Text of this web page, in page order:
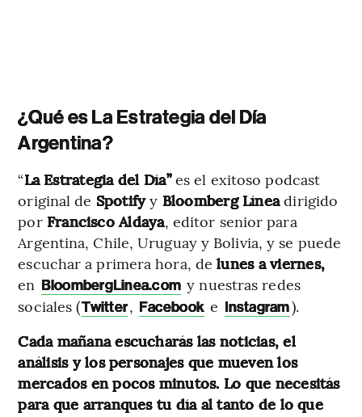
¿Qué es La Estrategia del Día
Argentina?
“La Estrategia del Día”es el exitoso podcast
original de Spotifyy Bloomberg Líneadirigido
por Francisco Aldaya, editor senior para
Argentina, Chile, Uruguay y Bolivia, y se puede
escuchar a primera hora, delunes a viernes,
en BloombergLinea.com y nuestras redes
sociales (Twitter, Facebook e Instagram).
Cada mañana escucharás las noticias, el
análisis y los personajes que mueven los
mercados en pocos minutos. Lo que necesitás
para que arranques tu día al tanto de lo que